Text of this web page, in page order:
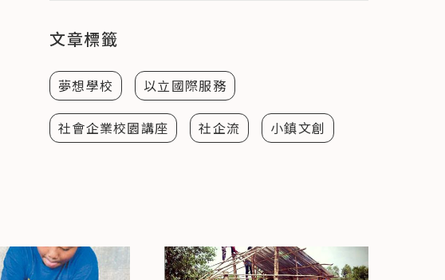
文章標籤
夢想學校 以立國際服務
社會企業校園講座 社企流 小鎮文創